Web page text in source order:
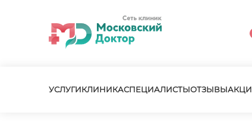
УСЛУГИКЛИНИКАСПЕЦИАЛИСТЫОТЗЫВЫ